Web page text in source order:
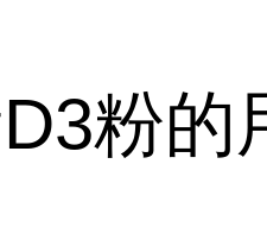
粉的